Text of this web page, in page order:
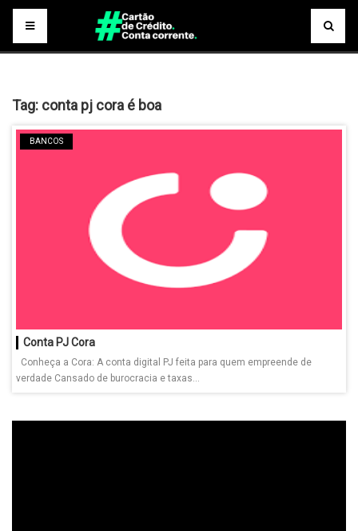
Tag: conta pj cora é boa
BANCOS
Conta PJ Cora
Conheça a Cora: A conta digital PJ feita para quem empreende de
verdade Cansado de burocracia e taxas...